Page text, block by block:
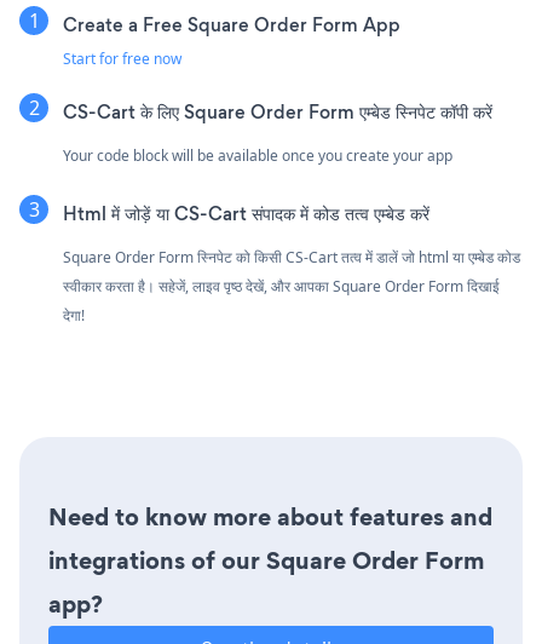
Create a Free Square Order Form App
Start for free now
CS-Cart के लिए Square Order Form एम्बेड स्निपेट कॉपी करें
Your code block will be available once you create your app
Html में जोड़ें या CS-Cart संपादक में कोड तत्व एम्बेड करें
Square Order Form स्निपेट को किसी CS-Cart तत्व में डालें जो html या एम्बेड कोड
स्वीकार करता है। सहेजें, लाइव पृष्ठ देखें, और आपका Square Order Form दिखाई
देगा!
Need to know more about features and
integrations of our Square Order Form
app?